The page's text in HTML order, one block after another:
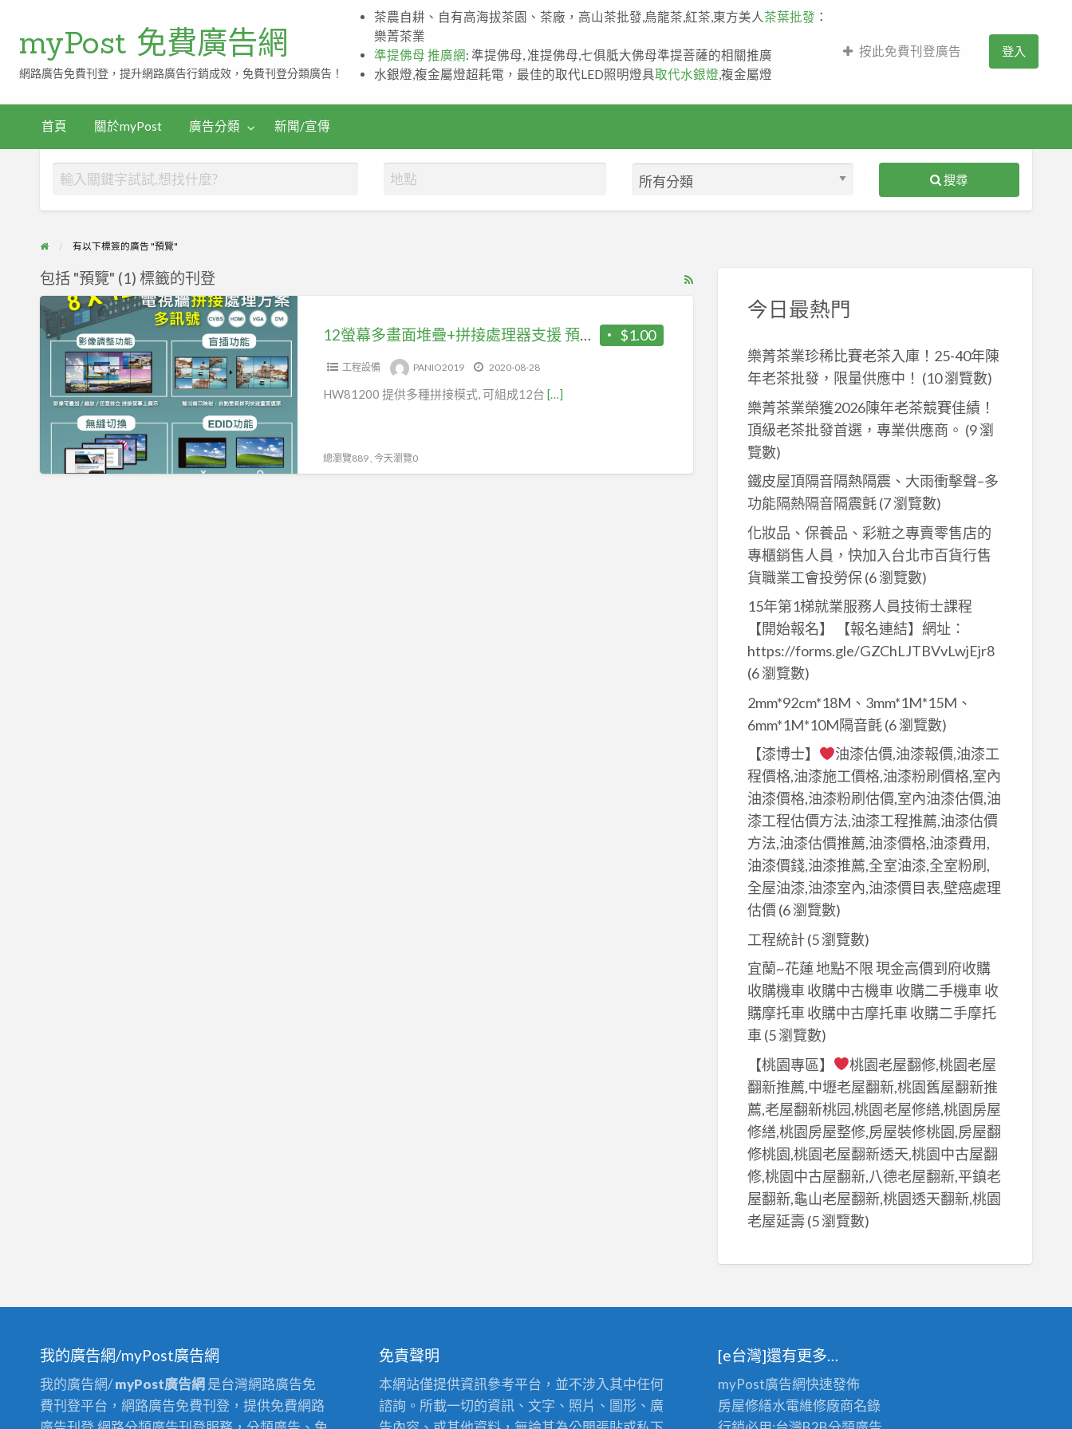
myPost 免費廣告網
網路廣告免費刊登，提升網路廣告行銷成效，免費刊登分類廣告！
茶農自耕、自有高海拔茶園、茶廠，高山茶批發,烏龍茶,紅茶,東方美人 茶葉批發 ：
樂菁茶業
準提佛母 推廣網: 準提佛母, 准提佛母,七俱胝大佛母準提菩薩的相關推廣
水銀燈,複金屬燈超耗電，最佳的取代LED照明燈具取代水銀燈 ,複金屬燈
按此免費刊登廣告 登入
首頁 關於myPost 廣告分類 新聞/宣傳
搜尋
有以下標簽的廣告 "預覽"
RSS
包括 "預覽" (1) 標籤的刊登
12
螢
畫
+拼
$1.00
12螢幕多畫面堆疊+拼接處理器支援 預覽功能, 無縫切換, LAN, RS-232(型號HW81200)
工程設備 PANIO2019 2020-08-28
HW81200 提供多種拼接模式, 可組成12台 […]
總瀏覽889 , 今天瀏覽0
今日最熱門
樂菁茶業珍稀比賽老茶入庫！25-40年陳
年老茶批發，限量供應中！ (10 瀏覽數)
樂菁茶業榮獲2026陳年老茶競賽佳績！
頂級老茶批發首選，專業供應商。 (9 瀏
覽數)
鐵皮屋頂隔音隔熱隔震、大雨衝擊聲–多
功能隔熱隔音隔震氈(7 瀏覽數)
化妝品、保養品、彩粧之專賣零售店的
專櫃銷售人員，快加入台北市百貨行售
貨職業工會投勞保(6 瀏覽數)
15年第1梯就業服務人員技術士課程
【開始報名】 【報名連結】網址：
https://forms.gle/GZChLJTBVvLwjEjr8
(6 瀏覽數)
2mm*92cm*18M、3mm*1M*15M、
6mm*1M*10M隔音氈(6 瀏覽數)
【漆博士】
油漆估價,油漆報價,油漆工
程價格,油漆施工價格,油漆粉刷價格,室內
油漆價格,油漆粉刷估價,室內油漆估價,油
漆工程估價方法,油漆工程推薦,油漆估價
方法,油漆估價推薦,油漆價格,油漆費用,
油漆價錢,油漆推薦,全室油漆,全室粉刷,
全屋油漆,油漆室內,油漆價目表,壁癌處理
估價(6 瀏覽數)
工程統計(5 瀏覽數)
宜蘭~花蓮 地點不限 現金高價到府收購
收購機車 收購中古機車 收購二手機車 收
購摩托車 收購中古摩托車 收購二手摩托
車(5 瀏覽數)
【桃園專區】
桃園老屋翻修,桃園老屋
翻新推薦,中壢老屋翻新,桃園舊屋翻新推
薦,老屋翻新桃园,桃園老屋修繕,桃園房屋
修繕,桃園房屋整修,房屋裝修桃園,房屋翻
修桃園,桃園老屋翻新透天,桃園中古屋翻
修,桃園中古屋翻新,八德老屋翻新,平鎮老
屋翻新,龜山老屋翻新,桃園透天翻新,桃園
老屋延壽(5 瀏覽數)
我的廣告網/myPost廣告網
我的廣告網/myPost廣告網是台灣網路廣告免
費刊登平台，網路廣告免費刊登，提供免費網路
免責聲明
本網站僅提供資訊參考平台，並不涉入其中任何
諮詢。所載一切的資訊、文字、照片、圖形、廣
[e台灣]還有更多…
myPost廣告網快速發佈
房屋修繕水電維修廠商名錄